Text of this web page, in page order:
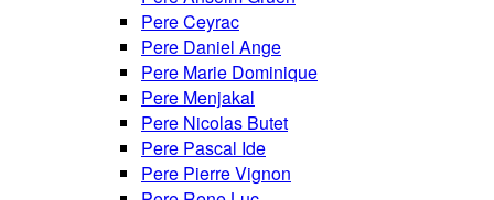
Pere Ceyrac
Pere Daniel Ange
Pere Marie Dominique
Pere Menjakal
Pere Nicolas Butet
Pere Pascal Ide
Pere Pierre Vignon